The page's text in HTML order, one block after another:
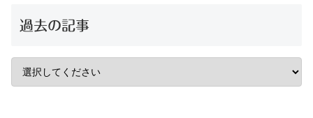
過去の記事